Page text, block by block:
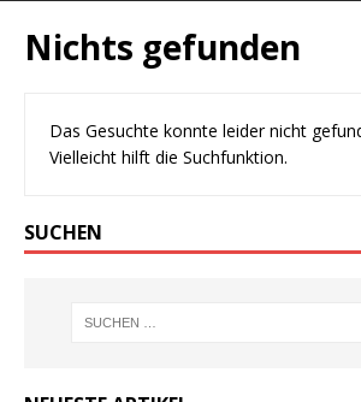
Nichts gefunden
Das Gesuchte konnte leider nicht
Vielleicht hilft die Suchfunktion.
SUCHEN